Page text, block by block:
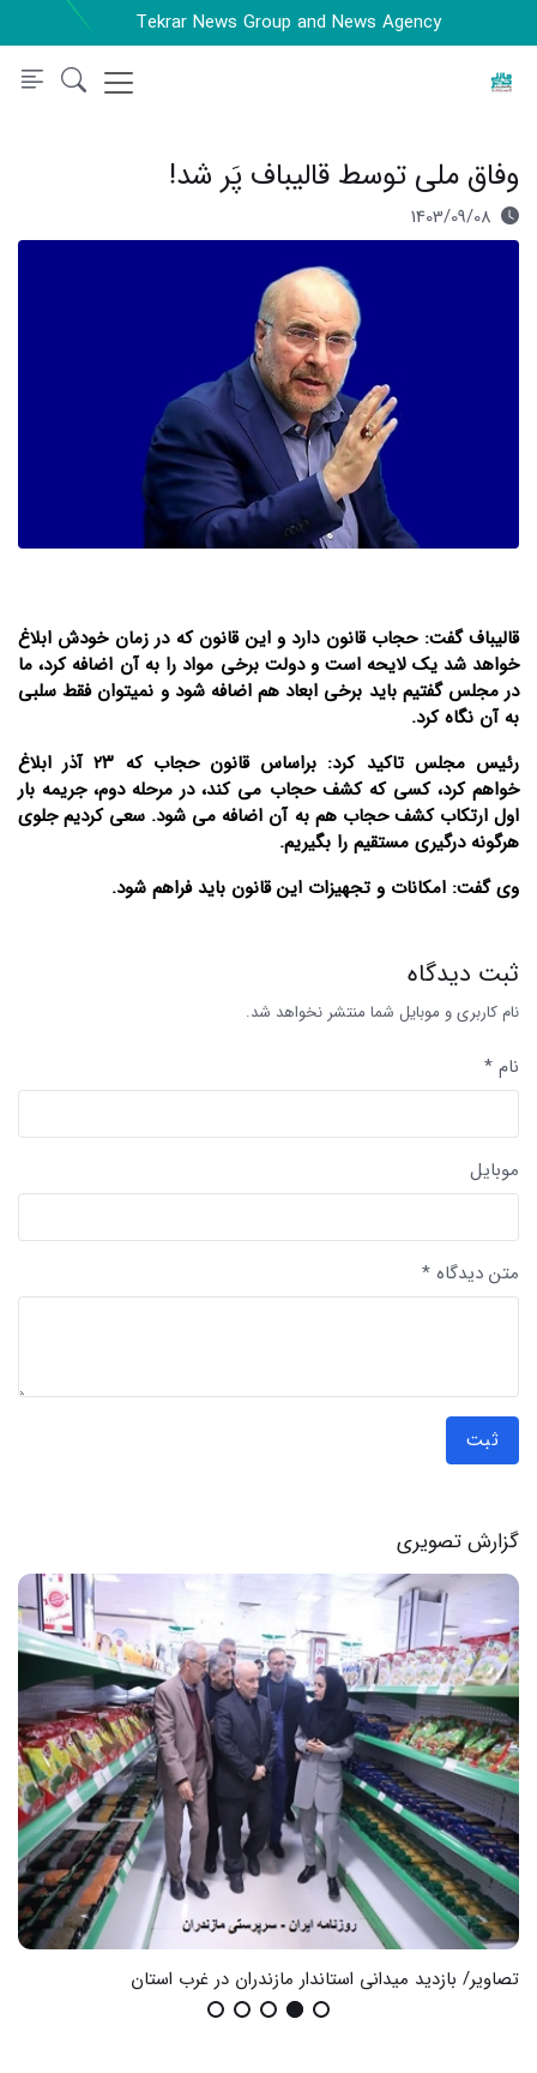
Tekrar News Group and News Agency
وفاق ملی توسط قالیباف پَر شد!
1403/09/08
قالیباف گفت: حجاب قانون دارد و این قانون که در زمان خودش ابلاغ
خواهد شد یک لایحه است و دولت برخی مواد را به آن اضافه کرد، ما
در مجلس گفتیم باید برخی ابعاد هم اضافه شود و نمیتوان فقط سلبی
به آن نگاه کرد.
رئیس مجلس تاکید کرد: براساس قانون حجاب که ۲۳ آذر ابلاغ
خواهم کرد، کسی که کشف حجاب می کند، در مرحله دوم، جریمه بار
اول ارتکاب کشف حجاب هم به آن اضافه می شود. سعی کردیم جلوی
هرگونه درگیری مستقیم را بگیریم.
وی گفت: امکانات و تجهیزات این قانون باید فراهم شود.
ثبت دیدگاه
نام کاربری و موبایل شما منتشر نخواهد شد.
نام *
موبایل
متن دیدگاه *
ثبت
گزارش تصویری
تصاویر/ بازدید میدانی استاندار مازندران در غرب استان